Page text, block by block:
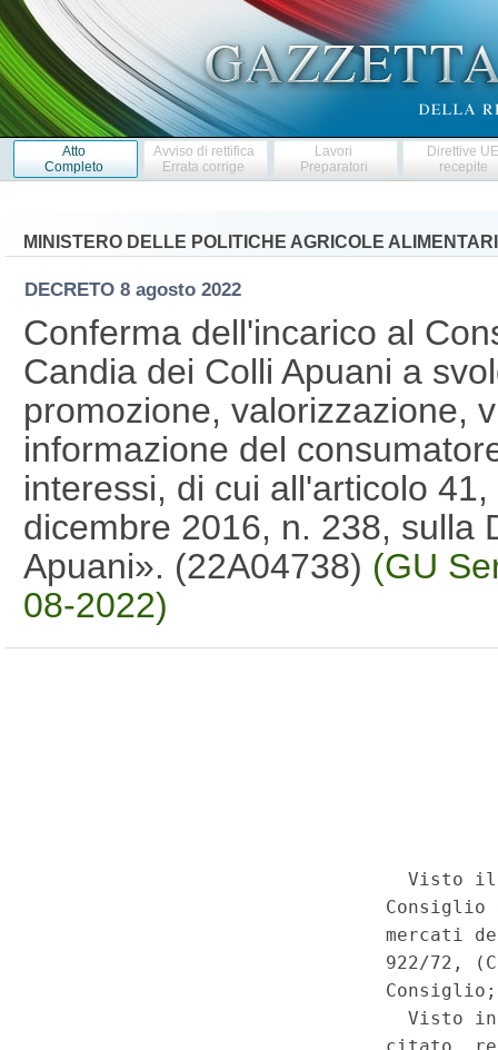
Atto
Completo
Avviso di rettifica
Errata corrige
Lavori
Preparatori
Direttive
recepite
MINISTERO DELLE POLITICHE AGRICOLE
DECRETO 8 agosto 2022
Conferma dell'incarico al
Candia dei Colli Apuani a
promozione, valorizzazione,
informazione del
interessi, di cui all'articolo
dicembre 2016, n. 238, sulla
Apuani». (22A04738) (GU
08-2022)